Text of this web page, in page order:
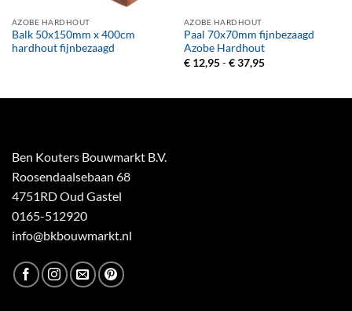
AZOBE HARDHOUT
Balk 50x150mm x 400cm
hardhout fijnbezaagd
AZOBE HARDHOUT
Paal 70x70mm fijnbezaagd
Azobe Hardhout
€12,95 - €37,95Prijsklasse:
Ben Kouters Bouwmarkt B.V.
Roosendaalsebaan 68
4751RD Oud Gastel
0165-512920
info@bkbouwmarkt.nl